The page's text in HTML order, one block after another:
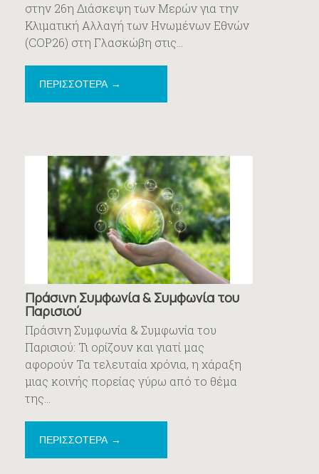
στην 26η Διάσκεψη των Μερών για την
Κλιματική Αλλαγή των Ηνωμένων Εθνών
(COP26) στη Γλασκώβη στις...
ΠΕΡΙΣΣΟΤΕΡΑ
Πράσινη Συμφωνία & Συμφωνία του
Παρισιού
Πράσινη Συμφωνία & Συμφωνία του
Παρισιού: Τι ορίζουν και γιατί μας
αφορούν Τα τελευταία χρόνια, η χάραξη
μιας κοινής πορείας γύρω από το θέμα
της...
ΠΕΡΙΣΣΟΤΕΡΑ